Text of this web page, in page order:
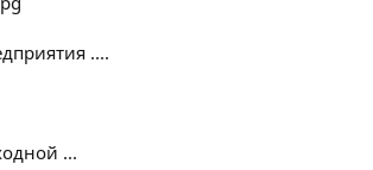
....
...